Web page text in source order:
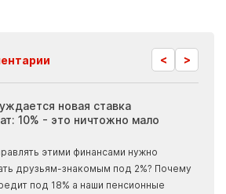
< >
новая ставка
10% - это ничтожно мало
этими финансами нужно
друзьям-знакомым под 2%? Почему
под 18% а наши пенсионные